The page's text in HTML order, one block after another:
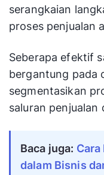
serangkaian
proses penjualan
Seberapa efektif
bergantung pada
segmentasikan
saluran penjualan
Baca juga:
dalam Bisnis